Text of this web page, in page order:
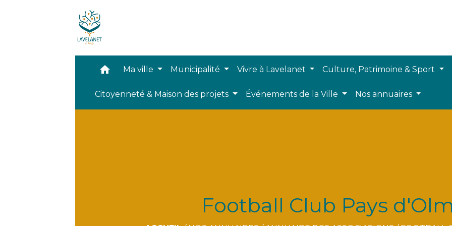
home Ma ville Municipalité Vivre à Lavelanet Culture, Patrimoine & Sport
Citoyenneté & Maison des projets Événements de la Ville Nos annuaires
Football Club Pays